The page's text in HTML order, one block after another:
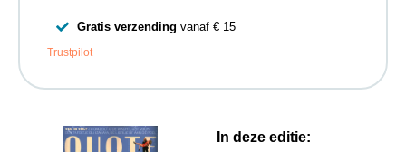
In deze editie:
Gratis verzending vanaf € 15
Trustpilot